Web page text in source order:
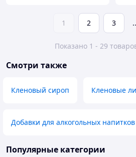
1 2 3
Показано 1 - 29
Смотри также
Кленовый сироп Кленовые
Добавки для алкогольных напитков
Популярные категории